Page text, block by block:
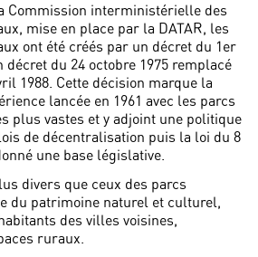
Commission interministérielle des
mise en place par la DATAR, les
ont été créés par un décret du 1er
du 24 octobre 1975 remplacé
1988. Cette décision marque la
lancée en 1961 avec les parcs
plus vastes et y adjoint une politique
de décentralisation puis la loi du 8
une base législative.
divers que ceux des parcs
du patrimoine naturel et culturel,
des villes voisines,
ruraux.